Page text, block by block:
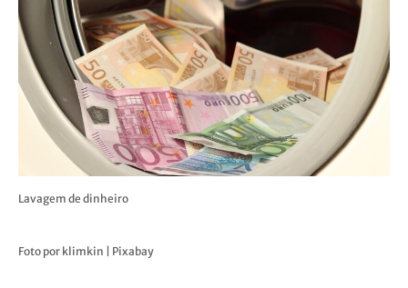
Lavagem de dinheiro
Foto por klimkin | Pixabay